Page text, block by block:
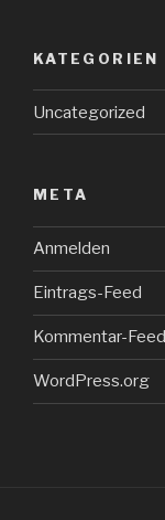
KATEGORIEN
Uncategorized
META
Anmelden
Eintrags-Feed
Kommentar-Feed
WordPress.org